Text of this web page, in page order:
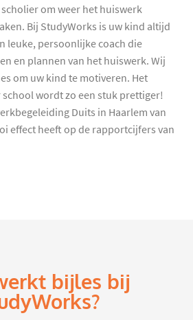
om weer het huiswerk
Bij StudyWorks is uw kind altijd
leuke, persoonlijke coach die
en plannen van het huiswerk. Wij
om uw kind te motiveren. Het
wordt zo een stuk prettiger!
Duits in Haarlem van
effect heeft op de rapportcijfers van
bijles bij